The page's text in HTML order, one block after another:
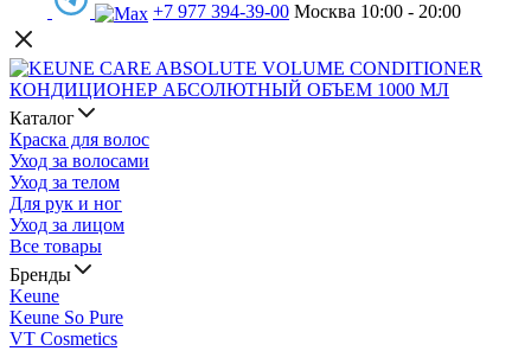
+7 977 394-39-00 Москва 10:00 - 20:00
Каталог
Краска для волос
Уход за волосами
Уход за телом
Для рук и ног
Уход за лицом
Все товары
Бренды
Keune
Keune So Pure
VT Cosmetics